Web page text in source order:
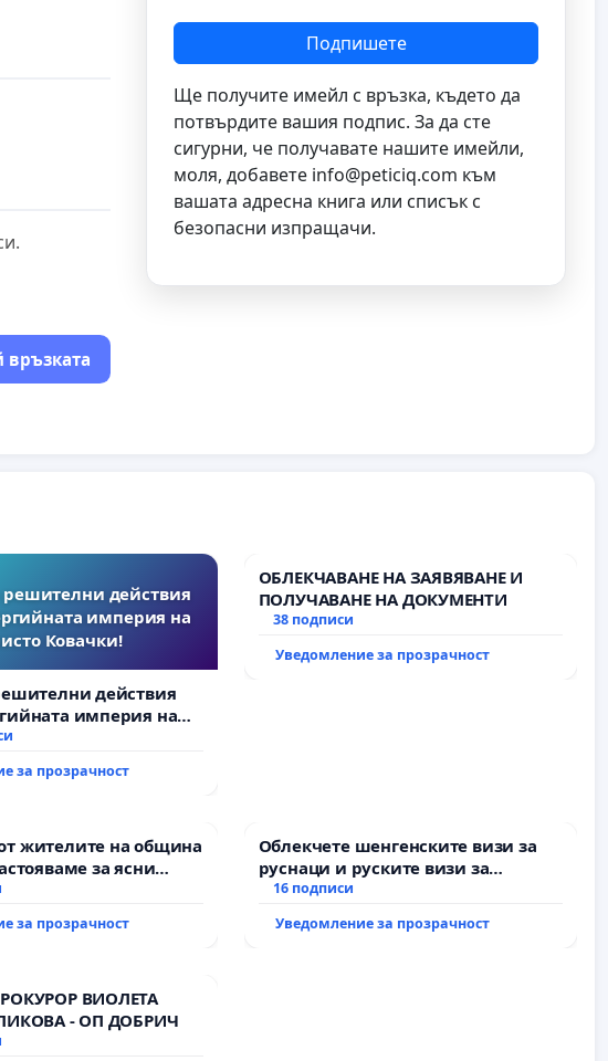
hogy
a
връзката
Подпишете
Ще получите имейл с връзка, където да
потвърдите вашия подпис. За да сте
сигурни, че получавате нашите имейли,
моля, добавете info@peticiq.com към
вашата адресна книга или списък с
безопасни изпращачи.
решителни действия
империя на
Ковачки!
действия
империя на
за прозрачност
ОБЛЕКЧАВАНЕ НА ЗАЯВЯВАНЕ И
ПОЛУЧАВАНЕ НА ДОКУМЕНТИ
38 подписи
Уведомление за прозрачност
жителите на община
за ясни
“Елаците-МЕД” АД и от
норми!
за прозрачност
Облекчете шенгенските визи за
руснаци и руските визи за
българи
16 подписи
Уведомление за прозрачност
ВИОЛЕТА
- ОП ДОБРИЧ